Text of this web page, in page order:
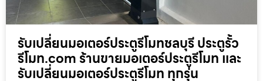
รับเปลี่ยนมอเตอร์ประตูรีโมทชลบุรี ประตูรั้ว
รีโมท.com ร้านขายมอเตอร์ประตูรีโมท และ
รับเปลี่ยนมอเตอร์ประตูรีโมท ทุกรุ่น